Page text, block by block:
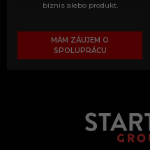
biznis alebo produkt.
MÁM ZÁUJEM O
SPOLUPRÁCU